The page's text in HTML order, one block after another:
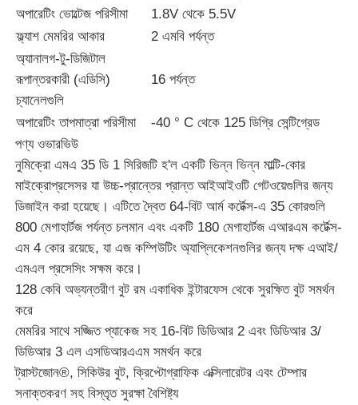
এফপিজিএ ফিল্ড প্রোগ্রামযোগ্য গেট অ্যারে
MCU মাইক্রোকন্ট্রোলার ইউনিট
চিপে SOC সিস্টেম
এমপিইউ আইসি
CPLD PLD
ইনফ্রারেড তাপীয় ডিটেক্টর
ডিএসপি আইসি চিপ
ডিআরএএম মেমরি চিপ
অপারেটিং ভোল্টেজ পরিসীমা
1.8V থেকে 5.5V
ফ্ল্যাশ মেমরির আকার
2 এমবি পর্যন্ত
অ্যানালগ-টু-ডিজিটাল
রূপান্তরকারী (এডিসি)
চ্যানেলগুলি
16 পর্যন্ত
অপারেটিং তাপমাত্রা পরিসীমা
-40 ° C থেকে 125 ডিগ্রি সেন্টিগ্রেড
পণ্য ওভারভিউ
নুমিক্রো এমএ 35 ডি 1 সিরিজটি হ'ল একটি ভিন্ন ভিন্ন মাল্টি-কোর
মাইক্রোপ্রসেসর যা উচ্চ-প্রান্তের প্রান্ত আইআইওটি গেটওয়েগুলির জন্য
ডিজাইন করা হয়েছে। এটিতে দ্বৈত 64-বিট আর্ম কর্টেক্স-এ 35 কোরগুলি
800 মেগাহার্টজ পর্যন্ত চলমান এবং একটি 180 মেগাহার্টজ এআরএম কর্টেক্স-
এম 4 কোর রয়েছে, যা এজ কম্পিউটিং অ্যাপ্লিকেশনগুলির জন্য দক্ষ এআই/
এমএল প্রসেসিং সক্ষম করে।
128 কেবি অভ্যন্তরীণ বুট রম একাধিক ইন্টারফেস থেকে সুরক্ষিত বুট সমর্থন
করে
মেমরির সাথে সজ্জিত প্যাকেজ সহ 16-বিট ডিডিআর 2 এবং ডিডিআর 3/
ডিডিআর 3 এল এসডিআরএএম সমর্থন করে
ট্রাস্টজোন®, সিকিউর বুট, ক্রিপ্টোগ্রাফিক এক্সিলারেটর এবং টেম্পার
সনাক্তকরণ সহ বিস্তৃত সুরক্ষা বৈশিষ্ট্য